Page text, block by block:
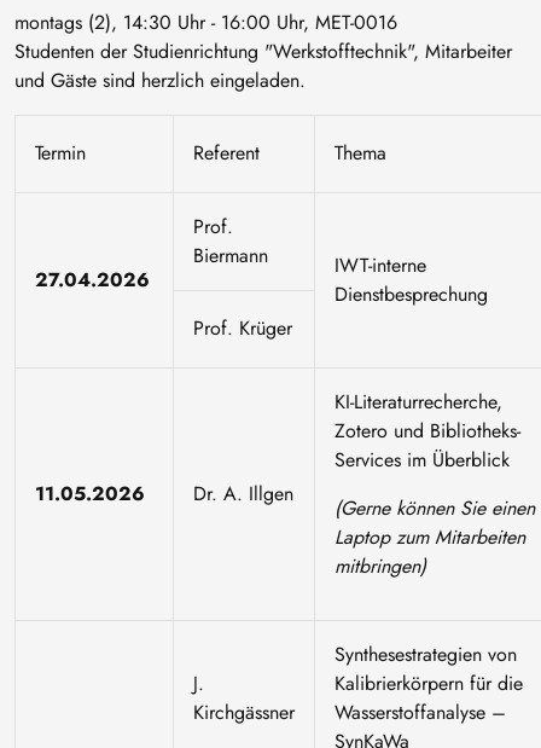
montags (2), 14:30 Uhr - 16:00 Uhr, MET-0016
Studenten der Studienrichtung "Werkstofftechnik", Mitarbeiter
und Gäste sind herzlich eingeladen.
Termin Referent Thema
27.04.2026
Prof.
Biermann
IWT-interne
Dienstbesprechung
Prof. Krüger
11.05.2026 Dr. A. Illgen
KI-Literaturrecherche,
Zotero und Bibliotheks-
Services im Überblick
(Gerne können Sie einen
Laptop zum Mitarbeiten
mitbringen)
J.
Kirchgässner
Synthesestrategien von
Kalibrierkörpern für die
Wasserstoffanalyse –
SynKaWa